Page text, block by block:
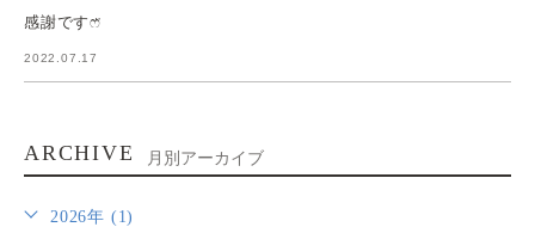
感謝ですෆ̈
2022.07.17
ARCHIVE 月別アーカイブ
2026年 (1)